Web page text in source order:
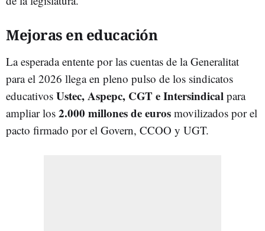
Mejoras en educación
La esperada entente por las cuentas de la Generalitat
para el 2026 llega en pleno pulso de los sindicatos
educativos Ustec, Aspepc, CGT e Intersindical para
ampliar los 2.000 millones de euros movilizados por el
pacto firmado por el Govern, CCOO y UGT.